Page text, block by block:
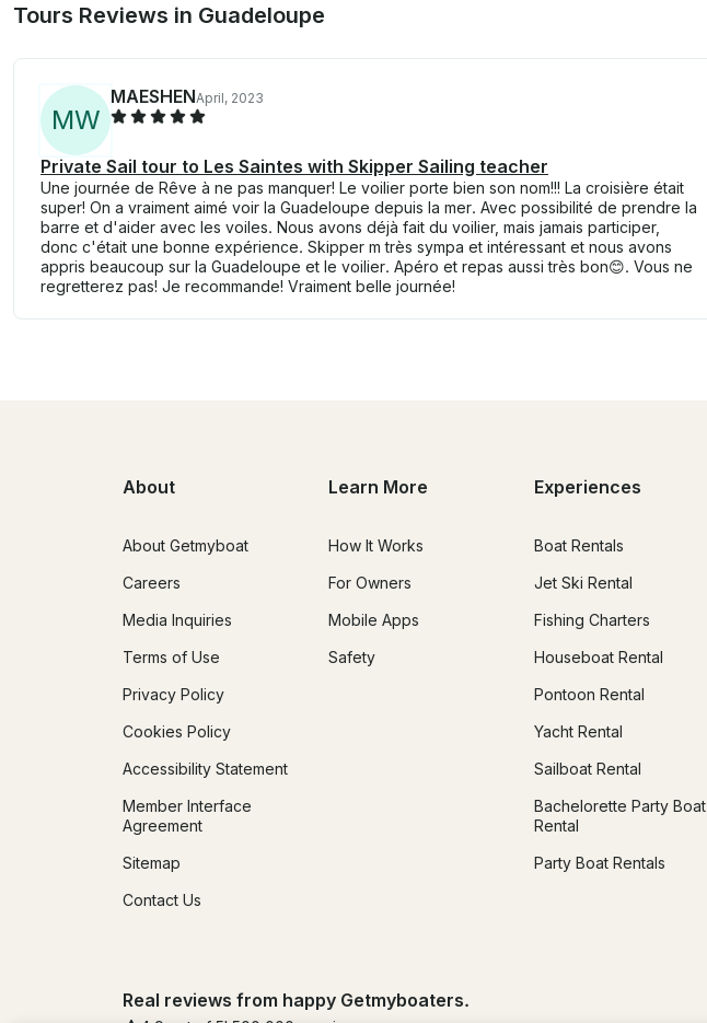
Tours Reviews in Guadeloupe
MW
MAESHENApril, 2023
Private Sail tour to Les Saintes with Skipper Sailing teacher
Une journée de Rêve à ne pas manquer! Le voilier porte bien son nom!!! La croisière était
super! On a vraiment aimé voir la Guadeloupe depuis la mer. Avec possibilité de prendre la
barre et d'aider avec les voiles. Nous avons déjà fait du voilier, mais jamais participer,
donc c'était une bonne expérience. Skipper m très sympa et intéressant et nous avons
appris beaucoup sur la Guadeloupe et le voilier. Apéro et repas aussi très bon😊. Vous ne
regretterez pas! Je recommande! Vraiment belle journée!
About
About Getmyboat
Careers
Media Inquiries
Terms of Use
Privacy Policy
Cookies Policy
Accessibility Statement
Member Interface
Agreement
Sitemap
Contact Us
Learn More
How It Works
For Owners
Mobile Apps
Safety
Experiences
Boat Rentals
Jet Ski Rental
Fishing Charters
Houseboat Rental
Pontoon Rental
Yacht Rental
Sailboat Rental
Bachelorette Party Boat
Rental
Party Boat Rentals
Real reviews from happy Getmyboaters.